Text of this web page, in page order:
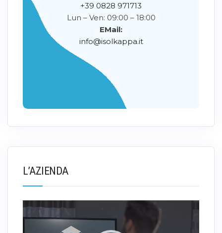
+39 0828 971713
Lun – Ven: 09:00 – 18:00
EMail:
info@isolkappa.it
L’AZIENDA
Video
Player